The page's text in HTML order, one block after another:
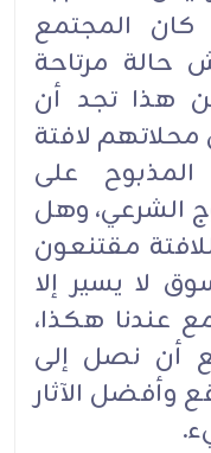
كان المجتمع
حالة مرتاحة
هذا تجد أن
لافتة
على
الشرعي، وهل
مقتنعون
لا يسير إلا
عندنا هكذا،
أن نصل إلى
وأفضل الآثار